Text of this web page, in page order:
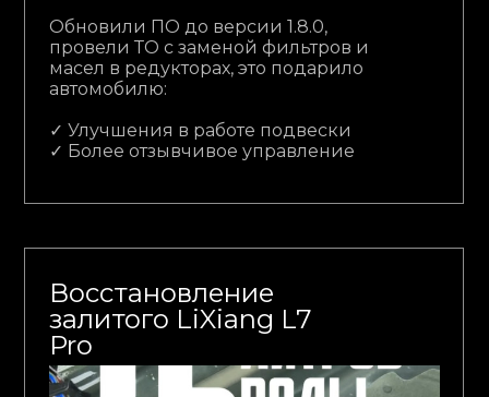
Обновили ПО до версии 1.8.0,
провели ТО с заменой фильтров и
масел в редукторах, это подарило
автомобилю:
✓ Улучшения в работе подвески
✓ Более отзывчивое управление
Восстановление
залитого LiXiang L7
Pro